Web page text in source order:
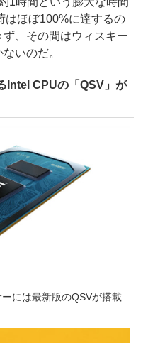
はほぼ100%に達するの
、その間はウィスキー
いのだ。
Intel CPUの「QSV」が
には最新版のQSVが搭載